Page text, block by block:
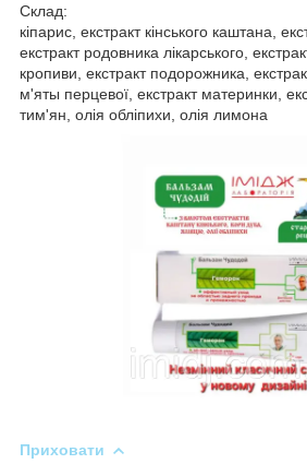
Склад:
кіпарис, екстракт кінського каштана,
екстракт родовника лікарського,
кропиви, екстракт подорожника,
м'яты перцевої, екстракт материнки,
тим'ян, олія обліпихи, олія лимона
Приховати